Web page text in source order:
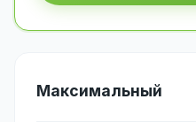
Максимальный